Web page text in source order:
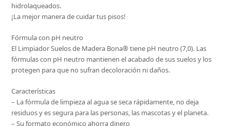
hidrolaqueados.
¡La mejor manera de cuidar tus pisos!
Fórmula con pH neutro
El Limpiador Suelos de Madera Bona® tiene pH neutro (7,0). Las
fórmulas con pH neutro mantienen el acabado de sus suelos y los
protegen para que no sufran decoloración ni daños.
Características
– La fórmula de limpieza al agua se seca rápidamente, no deja
residuos y es segura para las personas, las mascotas y el planeta.
– Su formato económico ahorra dinero